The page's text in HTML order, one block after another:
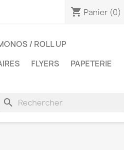
shopping_cart Panier (0)
/ ROLL UP
FLYERS
PAPETERIE
search